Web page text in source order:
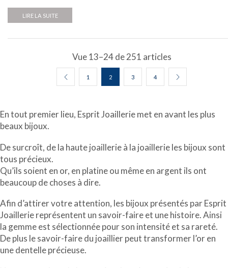
LIRE LA SUITE
Vue 13–24 de 251 articles
1 2 3 4
En tout premier lieu, Esprit Joaillerie met en avant les plus
beaux bijoux.
De surcroît, de la haute joaillerie à la joaillerie les bijoux sont
tous précieux.
Qu’ils soient en or, en platine ou même en argent ils ont
beaucoup de choses à dire.
Afin d’attirer votre attention, les bijoux présentés par Esprit
Joaillerie représentent un savoir-faire et une histoire. Ainsi
la gemme est sélectionnée pour son intensité et sa rareté.
De plus le savoir-faire du joaillier peut transformer l’or en
une dentelle précieuse.